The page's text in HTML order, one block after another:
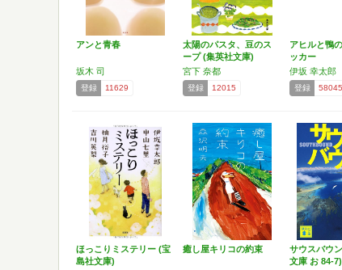
アンと青春
坂木 司
登録 11629
太陽のパスタ、豆のス
ープ (集英社文庫)
宮下 奈都
登録 12015
アヒルと鴨
ッカー
伊坂 幸太郎
登録 58045
ほっこりミステリー (宝
島社文庫)
癒し屋キリコの約束
サウスバウ
文庫 お 84-7)